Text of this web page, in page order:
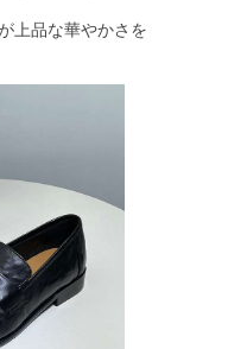
上品な華やかさを